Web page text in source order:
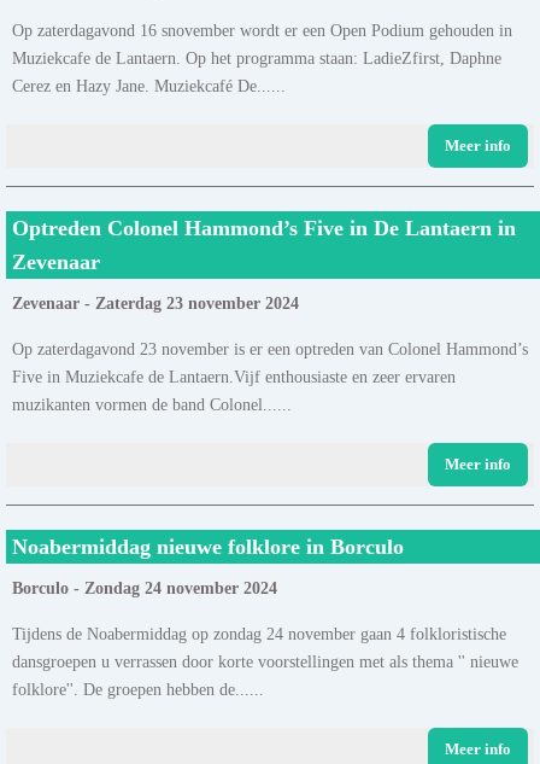
Op zaterdagavond 16 snovember wordt er een Open Podium gehouden in
Muziekcafe de Lantaern. Op het programma staan: LadieZfirst, Daphne
Cerez en Hazy Jane. Muziekcafé De......
Meer info
Optreden Colonel Hammond’s Five in De Lantaern in
Zevenaar
Zevenaar - Zaterdag 23 november 2024
Op zaterdagavond 23 november is er een optreden van Colonel Hammond’s
Five in Muziekcafe de Lantaern.Vijf enthousiaste en zeer ervaren
muzikanten vormen de band Colonel......
Meer info
Noabermiddag nieuwe folklore in Borculo
Borculo - Zondag 24 november 2024
Tijdens de Noabermiddag op zondag 24 november gaan 4 folkloristische
dansgroepen u verrassen door korte voorstellingen met als thema '' nieuwe
folklore''. De groepen hebben de......
Meer info